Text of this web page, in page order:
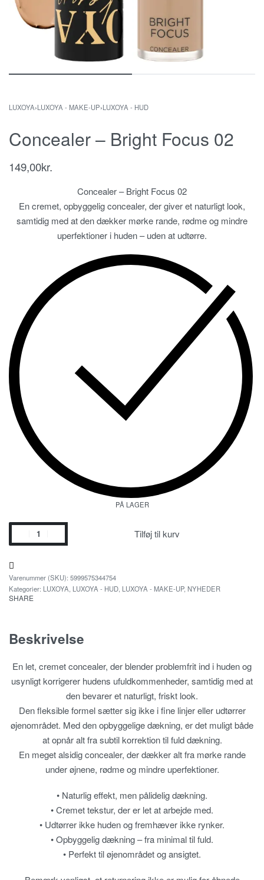
LUXOYA›LUXOYA - MAKE-UP›LUXOYA - HUD
Concealer – Bright Focus 02
149,00kr.
Concealer – Bright Focus 02
En cremet, opbyggelig concealer, der giver et naturligt look,
samtidig med at den dækker mørke rande, rødme og mindre
uperfektioner i huden – uden at udtørre.
PÅ LAGER
Tilføj til kurv
5999575344754
Kategorier: LUXOYA LUXOYA - HUD LUXOYA - MAKE-UP, NYHEDER
SHARE
Beskrivelse
En let, cremet concealer, der blender problemfrit ind i huden og
usynligt korrigerer hudens ufuldkommenheder, samtidig med at
den bevarer et naturligt, friskt look.
Den fleksible formel sætter sig ikke i fine linjer eller udtørrer
øjenområdet. Med den opbyggelige dækning, er det muligt både
at opnår alt fra subtil korrektion til fuld dækning.
En meget alsidig concealer, der dækker alt fra mørke rande
under øjnene, rødme og mindre uperfektioner.
• Naturlig effekt, men pålidelig dækning.
• Cremet tekstur, der er let at arbejde med.
• Udtørrer ikke huden og fremhæver ikke rynker.
• Opbyggelig dækning – fra minimal til fuld.
• Perfekt til øjenområdet og ansigtet.